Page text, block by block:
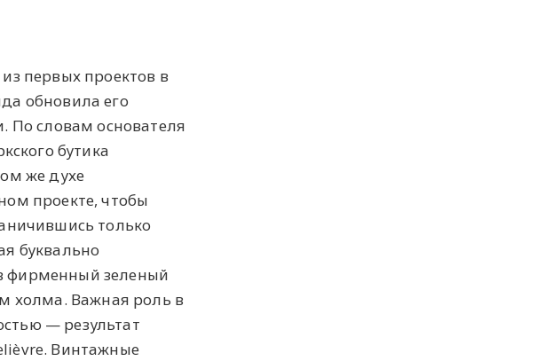
первых проектов в
обновила его
По словам основателя
бутика
же духе
проекте, чтобы
только
буквально
фирменный зеленый
холма. Важная роль в
— результат
Винтажные